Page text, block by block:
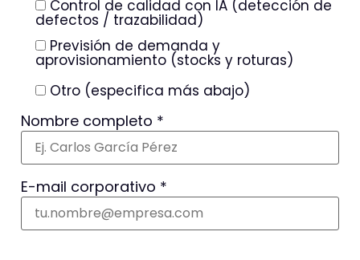
Control de calidad con IA (detección de
defectos / trazabilidad)
Previsión de demanda y
aprovisionamiento (stocks y roturas)
Otro (especifica más abajo)
Nombre completo *
E-mail corporativo *